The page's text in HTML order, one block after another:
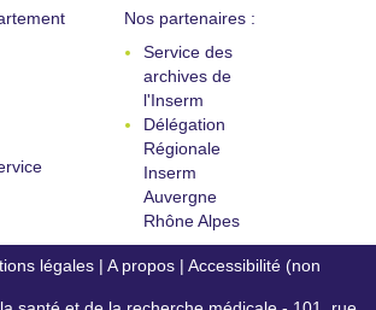
Nos partenaires :
Service des
archives de
l'Inserm
Délégation
Régionale
Inserm
Auvergne
Rhône Alpes
légales | A propos | Accessibilité (non